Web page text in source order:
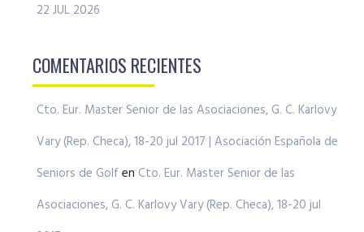
22 JUL 2026
COMENTARIOS RECIENTES
Cto. Eur. Master Senior de las Asociaciones, G. C. Karlovy
Vary (Rep. Checa), 18-20 jul 2017 | Asociación Española de
Seniors de Golf en Cto. Eur. Master Senior de las
Asociaciones, G. C. Karlovy Vary (Rep. Checa), 18-20 jul